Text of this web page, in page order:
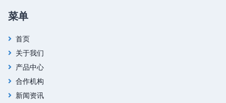
菜单
首页
关于我们
产品中心
合作机构
新闻资讯